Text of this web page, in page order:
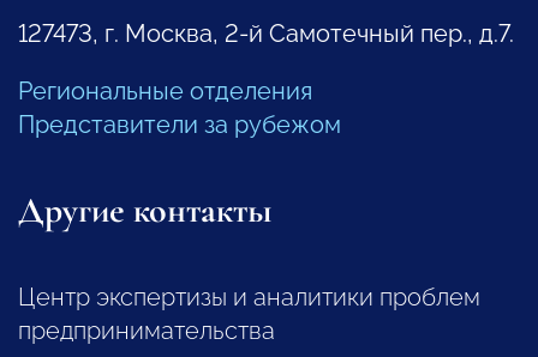
127473, г. Москва, 2-й Самотечный пер., д.7.
Региональные отделения
Представители за рубежом
Другие контакты
Центр экспертизы и аналитики проблем
предпринимательства